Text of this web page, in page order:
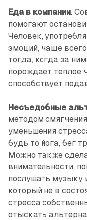
Еда в компании.
помогают
Человек,
эмоций, чаще
тогда, когда за
порождает теплое
способствует
Несъедобные
методом
уменьшения
будь то йога, бег
Можно также
внимательности,
послушать музыку
который не в
стресса
отыскать